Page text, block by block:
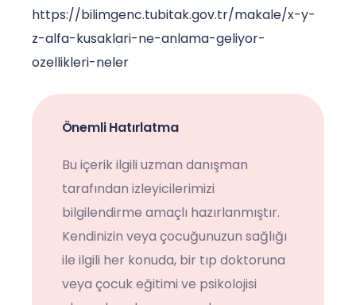
https://bilimgenc.tubitak.gov.tr/makale/x-y-
z-alfa-kusaklari-ne-anlama-geliyor-
ozellikleri-neler
Önemli Hatırlatma
Bu içerik ilgili uzman danışman
tarafından izleyicilerimizi
bilgilendirme amaçlı hazırlanmıştır.
Kendinizin veya çocuğunuzun sağlığı
ile ilgili her konuda, bir tıp doktoruna
veya çocuk eğitimi ve psikolojisi